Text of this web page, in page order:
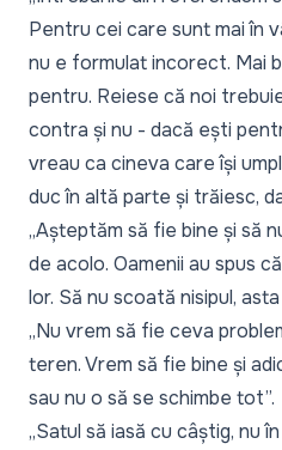
Pentru cei care sunt mai în
nu e formulat incorect. Mai
pentru. Reiese că noi
contra și nu - dacă ești
vreau ca cineva care își
duc în altă parte și trăiesc,
„Așteptăm să fie bine și să
de acolo. Oamenii au spus
lor. Să nu scoată nisipul,
„Nu vrem să fie ceva
teren. Vrem să fie bine și
sau nu o să se schimbe tot”.
„Satul să iasă cu câștig, nu